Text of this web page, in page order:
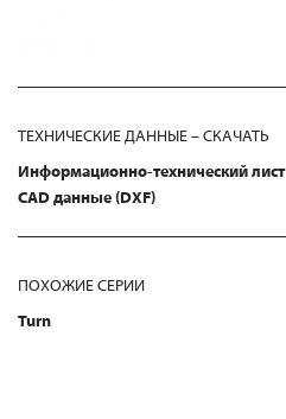
ТЕХНИЧЕСКИЕ ДАННЫЕ – СКАЧАТЬ
Информационно-технический лист
CAD данные (DXF)
ПОХОЖИЕ СЕРИИ
Turn